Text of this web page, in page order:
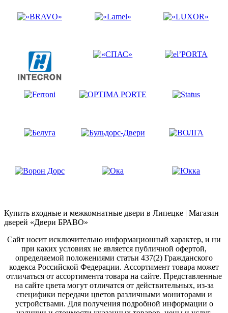
Купить входные и межкомнатные двери в Липецке | Магазин
дверей «Двери БРАВО»
Сайт носит исключительно информационный характер, и ни
при каких условиях не является публичной офертой,
определяемой положениями статьи 437(2) Гражданского
кодекса Российской Федерации. Ассортимент товара может
отличаться от ассортимента товара на сайте. Представленные
на сайте цвета могут отличатся от действительных, из-за
специфики передачи цветов различными мониторами и
устройствами. Для получения подробной информации о